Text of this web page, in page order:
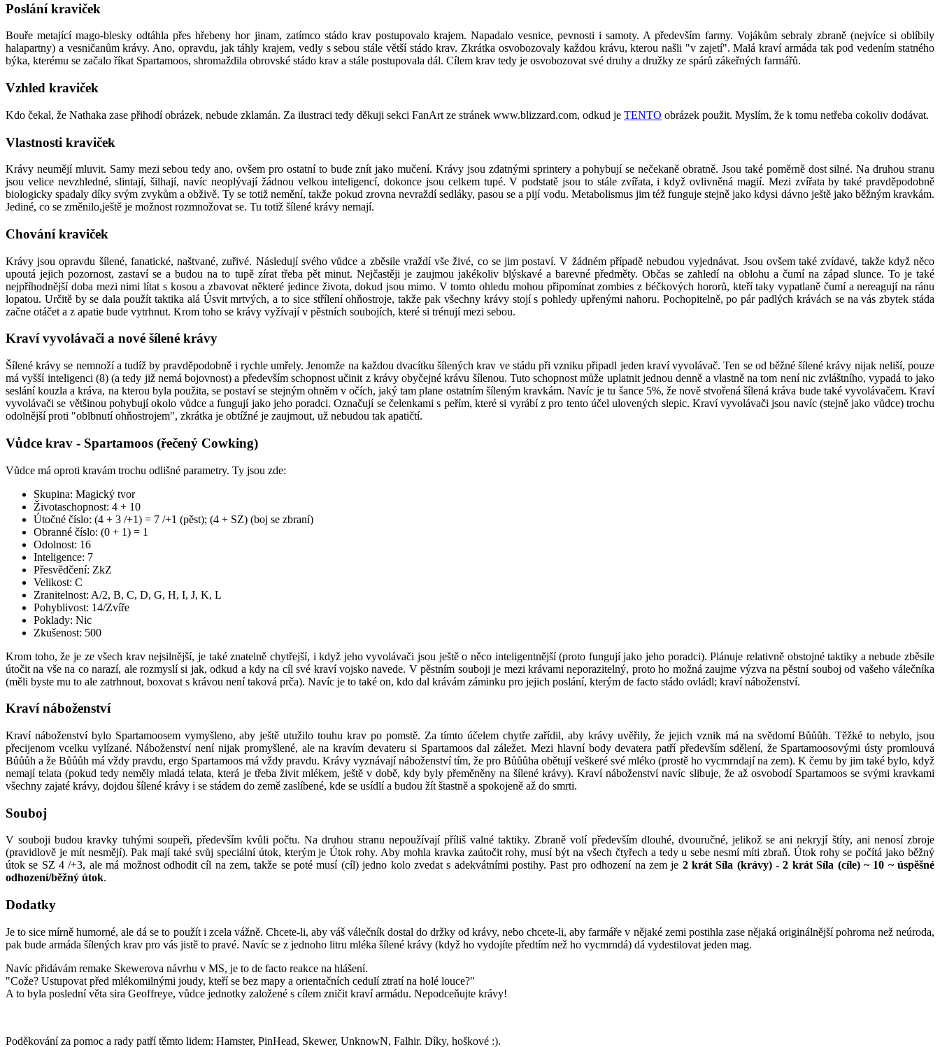
Poslání kraviček
Bouře metající mago-blesky odtáhla přes hřebeny hor jinam, zatímco stádo krav postupovalo krajem. Napadalo vesnice, pevnosti i samoty. A především farmy. Vojákům sebraly zbraně (nejvíce si oblíbily
halapartny) a vesničanům krávy. Ano, opravdu, jak táhly krajem, vedly s sebou stále větší stádo krav. Zkrátka osvobozovaly každou krávu, kterou našli "v zajetí". Malá kraví armáda tak pod vedením statného
býka, kterému se začalo říkat Spartamoos, shromaždila obrovské stádo krav a stále postupovala dál. Cílem krav tedy je osvobozovat své druhy a družky ze spárů zákeřných farmářů.
Vzhled kraviček
Kdo čekal, že Nathaka zase přihodí obrázek, nebude zklamán. Za ilustraci tedy děkuji sekci FanArt ze stránek www.blizzard.com, odkud je TENTO obrázek použit. Myslím, že k tomu netřeba cokoliv dodávat.
Vlastnosti kraviček
Krávy neumějí mluvit. Samy mezi sebou tedy ano, ovšem pro ostatní to bude znít jako mučení. Krávy jsou zdatnými sprintery a pohybují se nečekaně obratně. Jsou také poměrně dost silné. Na druhou stranu
jsou velice nevzhledné, slintají, šilhají, navíc neoplývají žádnou velkou inteligencí, dokonce jsou celkem tupé. V podstatě jsou to stále zvířata, i když ovlivněná magií. Mezi zvířata by také pravděpodobně
biologicky spadaly díky svým zvykům a obživě. Ty se totiž nemění, takže pokud zrovna nevraždí sedláky, pasou se a pijí vodu. Metabolismus jim též funguje stejně jako kdysi dávno ještě jako běžným kravkám.
Jediné, co se změnilo,ještě je možnost rozmnožovat se. Tu totiž šílené krávy nemají.
Chování kraviček
Krávy jsou opravdu šílené, fanatické, naštvané, zuřivé. Následují svého vůdce a zběsile vraždí vše živé, co se jim postaví. V žádném případě nebudou vyjednávat. Jsou ovšem také zvídavé, takže když něco
upoutá jejich pozornost, zastaví se a budou na to tupě zírat třeba pět minut. Nejčastěji je zaujmou jakékoliv blýskavé a barevné předměty. Občas se zahledí na oblohu a čumí na západ slunce. To je také
nejpříhodnější doba mezi nimi lítat s kosou a zbavovat některé jedince života, dokud jsou mimo. V tomto ohledu mohou připomínat zombies z béčkových hororů, kteří taky vypatlaně čumí a nereagují na ránu
lopatou. Určitě by se dala použít taktika alá Úsvit mrtvých, a to sice střílení ohňostroje, takže pak všechny krávy stojí s pohledy upřenými nahoru. Pochopitelně, po pár padlých krávách se na vás zbytek stáda
začne otáčet a z apatie bude vytrhnut. Krom toho se krávy vyžívají v pěstních soubojích, které si trénují mezi sebou.
Kraví vyvolávači a nové šílené krávy
Šílené krávy se nemnoží a tudíž by pravděpodobně i rychle umřely. Jenomže na každou dvacítku šílených krav ve stádu při vzniku připadl jeden kraví vyvolávač. Ten se od běžné šílené krávy nijak neliší, pouze
má vyšší inteligenci (8) (a tedy již nemá bojovnost) a především schopnost učinit z krávy obyčejné krávu šílenou. Tuto schopnost může uplatnit jednou denně a vlastně na tom není nic zvláštního, vypadá to jako
seslání kouzla a kráva, na kterou byla použita, se postaví se stejným ohněm v očích, jaký tam plane ostatním šíleným kravkám. Navíc je tu šance 5%, že nově stvořená šílená kráva bude také vyvolávačem. Kraví
vyvolávači se většinou pohybují okolo vůdce a fungují jako jeho poradci. Označují se čelenkami s peřím, které si vyrábí z pro tento účel ulovených slepic. Kraví vyvolávači jsou navíc (stejně jako vůdce) trochu
odolnější proti "oblbnutí ohňostrojem", zkrátka je obtížné je zaujmout, už nebudou tak apatičtí.
Vůdce krav - Spartamoos (řečený Cowking)
Vůdce má oproti kravám trochu odlišné parametry. Ty jsou zde:
Skupina: Magický tvor
Životaschopnost: 4 + 10
Útočné číslo: (4 + 3 /+1) = 7 /+1 (pěst); (4 + SZ) (boj se zbraní)
Obranné číslo: (0 + 1) = 1
Odolnost: 16
Inteligence: 7
Přesvědčení: ZkZ
Velikost: C
Zranitelnost: A/2, B, C, D, G, H, I, J, K, L
Pohyblivost: 14/Zvíře
Poklady: Nic
Zkušenost: 500
Krom toho, že je ze všech krav nejsilnější, je také znatelně chytřejší, i když jeho vyvolávači jsou ještě o něco inteligentnější (proto fungují jako jeho poradci). Plánuje relativně obstojné taktiky a nebude zběsile
útočit na vše na co narazí, ale rozmyslí si jak, odkud a kdy na cíl své kraví vojsko navede. V pěstním souboji je mezi krávami neporazitelný, proto ho možná zaujme výzva na pěstní souboj od vašeho válečníka
(měli byste mu to ale zatrhnout, boxovat s krávou není taková prča). Navíc je to také on, kdo dal krávám záminku pro jejich poslání, kterým de facto stádo ovládl; kraví náboženství.
Kraví náboženství
Kraví náboženství bylo Spartamoosem vymyšleno, aby ještě utužilo touhu krav po pomstě. Za tímto účelem chytře zařídil, aby krávy uvěřily, že jejich vznik má na svědomí Bůůůh. Těžké to nebylo, jsou
přecijenom vcelku vylízané. Náboženství není nijak promyšlené, ale na kravím devateru si Spartamoos dal záležet. Mezi hlavní body devatera patří především sdělení, že Spartamoosovými ústy promlouvá
Bůůůh a že Bůůůh má vždy pravdu, ergo Spartamoos má vždy pravdu. Krávy vyznávají náboženství tím, že pro Bůůůha obětují veškeré své mléko (prostě ho vycmrndají na zem). K čemu by jim také bylo, když
nemají telata (pokud tedy neměly mladá telata, která je třeba živit mlékem, ještě v době, kdy byly přeměněny na šílené krávy). Kraví náboženství navíc slibuje, že až osvobodí Spartamoos se svými kravkami
všechny zajaté krávy, dojdou šílené krávy i se stádem do země zaslíbené, kde se usídlí a budou žít štastně a spokojeně až do smrti.
Souboj
V souboji budou kravky tuhými soupeři, především kvůli počtu. Na druhou stranu nepoužívají příliš valné taktiky. Zbraně volí především dlouhé, dvouručné, jelikož se ani nekryjí štíty, ani nenosí zbroje
(pravidlově je mít nesmějí). Pak mají také svůj speciální útok, kterým je Útok rohy. Aby mohla kravka zaútočit rohy, musí být na všech čtyřech a tedy u sebe nesmí míti zbraň. Útok rohy se počítá jako běžný
útok se SZ 4 /+3, ale má možnost odhodit cíl na zem, takže se poté musí (cíl) jedno kolo zvedat s adekvátními postihy. Past pro odhození na zem je 2 krát Síla (krávy) - 2 krát Síla (cíle) ~ 10 ~ úspěšné
odhození/běžný útok.
Dodatky
Je to sice mírně humorné, ale dá se to použít i zcela vážně. Chcete-li, aby váš válečník dostal do držky od krávy, nebo chcete-li, aby farmáře v nějaké zemi postihla zase nějaká originálnější pohroma než neúroda,
pak bude armáda šílených krav pro vás jistě to pravé. Navíc se z jednoho litru mléka šílené krávy (když ho vydojíte předtím než ho vycmrndá) dá vydestilovat jeden mag.
Navíc přidávám remake Skewerova návrhu v MS, je to de facto reakce na hlášení.
"Cože? Ustupovat před mlékomilnými joudy, kteří se bez mapy a orientačních cedulí ztratí na holé louce?"
A to byla poslední věta sira Geoffreye, vůdce jednotky založené s cílem zničit kraví armádu. Nepodceňujte krávy!
Poděkování za pomoc a rady patří těmto lidem: Hamster, PinHead, Skewer, UnknowN, Falhir. Díky, hoškové :).